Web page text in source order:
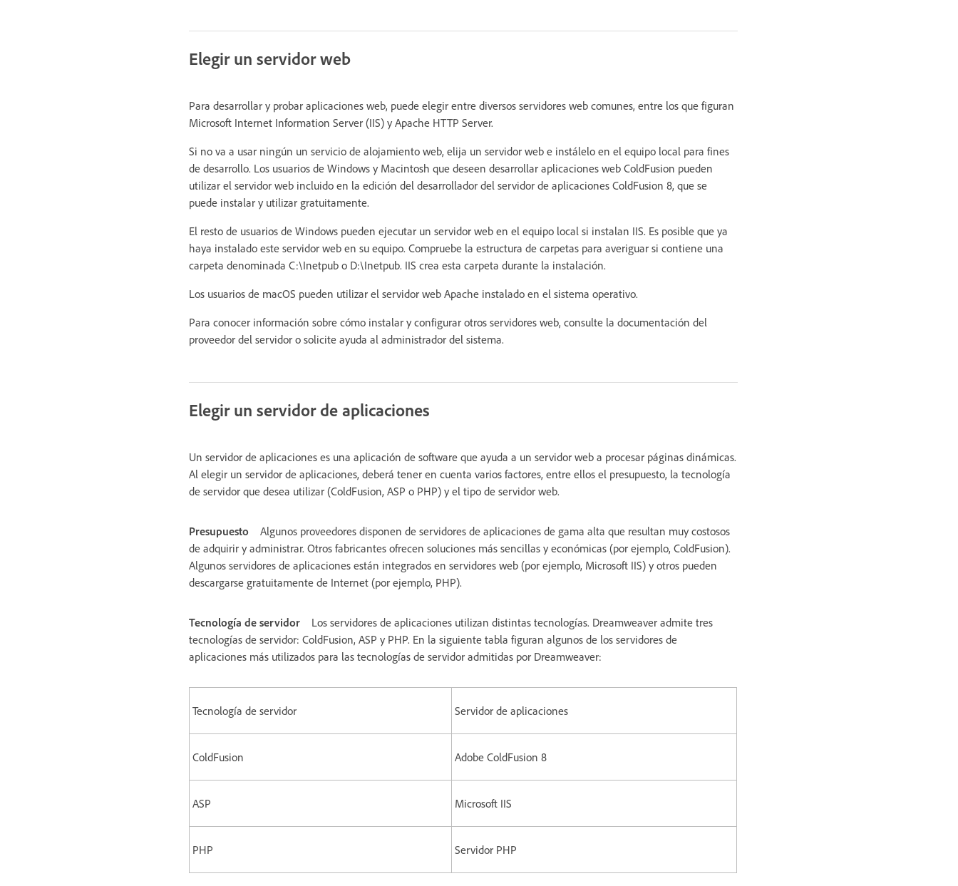
Elegir un servidor web
Para desarrollar y probar aplicaciones web, puede elegir entre diversos servidores web comunes, entre los que figuran
Microsoft Internet Information Server (IIS) y Apache HTTP Server.
Si no va a usar ningún un servicio de alojamiento web, elija un servidor web e instálelo en el equipo local para fines
de desarrollo. Los usuarios de Windows y Macintosh que deseen desarrollar aplicaciones web ColdFusion pueden
utilizar el servidor web incluido en la edición del desarrollador del servidor de aplicaciones ColdFusion 8, que se
puede instalar y utilizar gratuitamente.
El resto de usuarios de Windows pueden ejecutar un servidor web en el equipo local si instalan IIS. Es posible que ya
haya instalado este servidor web en su equipo. Compruebe la estructura de carpetas para averiguar si contiene una
carpeta denominada C:\Inetpub o D:\Inetpub. IIS crea esta carpeta durante la instalación.
Los usuarios de macOS pueden utilizar el servidor web Apache instalado en el sistema operativo.
Para conocer información sobre cómo instalar y configurar otros servidores web, consulte la documentación del
proveedor del servidor o solicite ayuda al administrador del sistema.
Elegir un servidor de aplicaciones
Un servidor de aplicaciones es una aplicación de software que ayuda a un servidor web a procesar páginas dinámicas.
Al elegir un servidor de aplicaciones, deberá tener en cuenta varios factores, entre ellos el presupuesto, la tecnología
de servidor que desea utilizar (ColdFusion, ASP o PHP) y el tipo de servidor web.
Presupuesto
Algunos proveedores disponen de servidores de aplicaciones de gama alta que resultan muy costosos
de adquirir y administrar. Otros fabricantes ofrecen soluciones más sencillas y económicas (por ejemplo, ColdFusion).
Algunos servidores de aplicaciones están integrados en servidores web (por ejemplo, Microsoft IIS) y otros pueden
descargarse gratuitamente de Internet (por ejemplo, PHP).
Tecnología de servidor
Los servidores de aplicaciones utilizan distintas tecnologías. Dreamweaver admite tres
tecnologías de servidor: ColdFusion, ASP y PHP. En la siguiente tabla figuran algunos de los servidores de
aplicaciones más utilizados para las tecnologías de servidor admitidas por Dreamweaver:
Tecnología de servidor Servidor de aplicaciones
ColdFusion Adobe ColdFusion 8
ASP Microsoft IIS
PHP Servidor PHP